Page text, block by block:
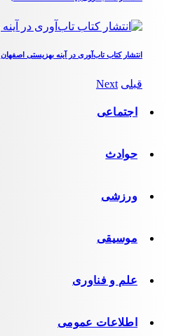
انتشار کتاب تاب‌آوری در آینه بهزیستی اصفهان
قبلی Next
اجتماعی
حوادث
ورزشی
موسیقی
علم و فناوری
اطلاعات عمومی